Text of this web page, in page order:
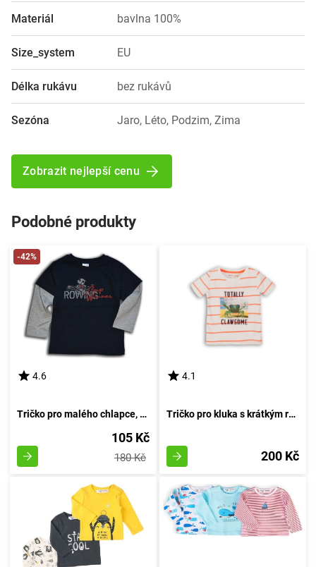
Materiál bavlna 100%
Size_system EU
Délka rukávu bez rukávů
Sezóna Jaro, Léto, Podzim, Zima
Zobrazit nejlepší cenu
Podobné produkty
-42%
4.6
Tričko pro malého chlapce, s dlouhými rukávy, od značky Wendee, v tmavě modrém provedení - velikost 98 | Věk 3 roky
105 Kč
180 Kč
4.1
Tričko pro kluka s krátkým rukávem, značky Minoti, model Crab 1, bílé barvy - velikost 92/98 | pro věk 2-3 let
200 Kč